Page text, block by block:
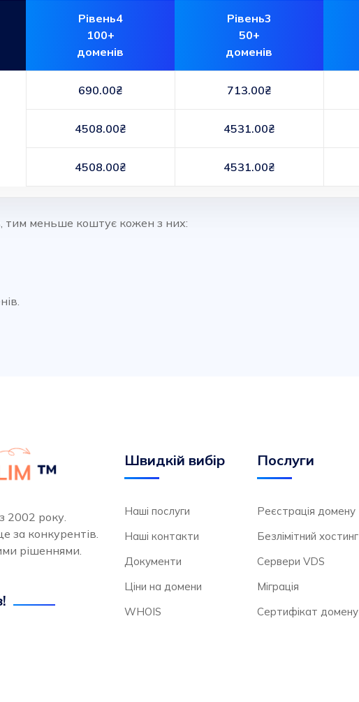
Рівень4
100+
доменів
Рівень3
50+
доменів
690.00₴ 713.00₴
4508.00₴ 4531.00₴
4508.00₴ 4531.00₴
тим меньше коштує кожен з них:
2002 року.
за конкурентів.
рішеннями.
Швидкій вибір
Наші послуги
Наші контакти
Документи
Ціни на домени
WHOIS
Послуги
Реєстрація домену
Безлімітний хостинг
Сервери VDS
Міграція
Сертифікат домену